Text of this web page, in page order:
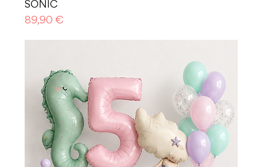
SONIC
Prezzo
89,90 €